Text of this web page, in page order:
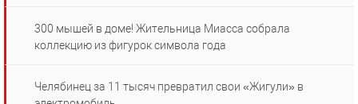
300 мышей в доме! Жительница Миасса собрала
коллекцию из фигурок символа года
Челябинец за 11 тысяч превратил свои «Жигули» в